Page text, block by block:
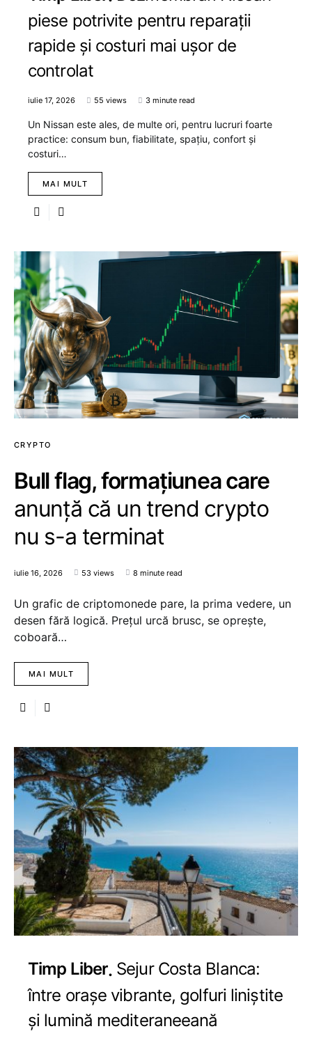
piese potrivite pentru reparații
rapide și costuri mai ușor de
controlat
iulie 17, 2026 55 views 3 minute read
Un Nissan este ales, de multe ori, pentru lucruri foarte
practice: consum bun, fiabilitate, spațiu, confort și
costuri…
MAI MULT
CRYPTO
Bull flag, formațiunea care
anunță că un trend crypto
nu s-a terminat
iulie 16, 2026 53 views 8 minute read
Un grafic de criptomonede pare, la prima vedere, un
desen fără logică. Prețul urcă brusc, se oprește,
coboară…
MAI MULT
Timp Liber Sejur Costa Blanca:
între orașe vibrante, golfuri liniștite
și lumină mediteraneeană